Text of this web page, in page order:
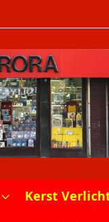
Kerst